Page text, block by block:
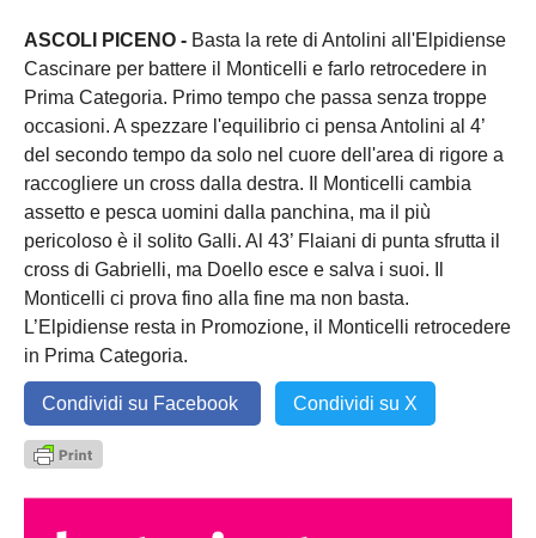
ASCOLI PICENO - Basta la rete di Antolini all'Elpidiense
Cascinare per battere il Monticelli e farlo retrocedere in
Prima Categoria. Primo tempo che passa senza troppe
occasioni. A spezzare l'equilibrio ci pensa Antolini al 4’
del secondo tempo da solo nel cuore dell'area di rigore a
raccogliere un cross dalla destra. Il Monticelli cambia
assetto e pesca uomini dalla panchina, ma il più
pericoloso è il solito Galli. Al 43’ Flaiani di punta sfrutta il
cross di Gabrielli, ma Doello esce e salva i suoi. Il
Monticelli ci prova fino alla fine ma non basta.
L’Elpidiense resta in Promozione, il Monticelli retrocedere
in Prima Categoria.
Condividi su Facebook Condividi su X